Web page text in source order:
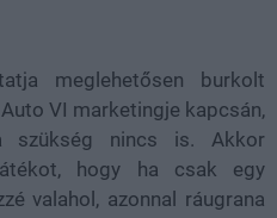
meglehetősen burkolt
VI marketingje kapcsán,
szükség nincs is. Akkor
hogy ha csak egy
valahol, azonnal ráugrana